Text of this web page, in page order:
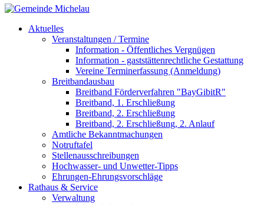
Aktuelles
Veranstaltungen / Termine
Information - Öffentliches Vergnügen
Information - gaststättenrechtliche Gestattung
Vereine Terminerfassung (Anmeldung)
Breitbandausbau
Breitband Förderverfahren "BayGibitR"
Breitband, 1. Erschließung
Breitband, 2. Erschließung
Breitband, 2. Erschließung, 2. Anlauf
Amtliche Bekanntmachungen
Notruftafel
Stellenausschreibungen
Hochwasser- und Unwetter-Tipps
Ehrungen-Ehrungsvorschläge
Rathaus & Service
Verwaltung